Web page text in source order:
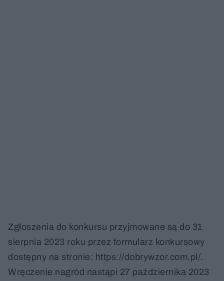
Zgłoszenia do konkursu przyjmowane są do 31
sierpnia 2023 roku przez formularz konkursowy
dostępny na stronie: https://dobrywzor.com.pl/.
Wręczenie nagród nastąpi 27 października 2023